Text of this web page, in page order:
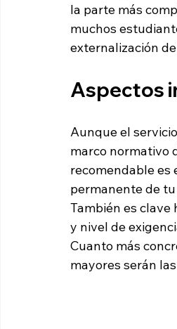
la parte más
muchos
externalización
Aspectos
Aunque el
marco normativo
recomendable es
permanente de
También es
y nivel de
Cuanto más
mayores serán